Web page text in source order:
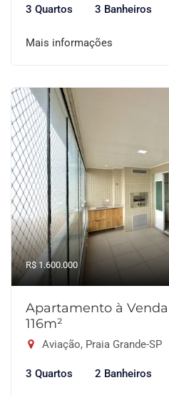
3 Quartos 3 Banheiros
Mais informações
R$ 1.600.000
Apartamento à
116m²
Aviação, Praia Grande-SP
3 Quartos 2 Banheiros